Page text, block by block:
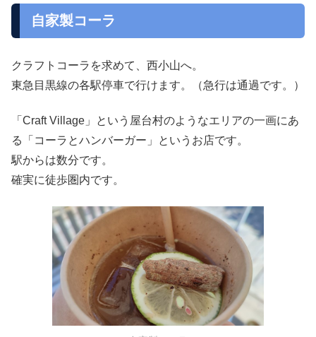
自家製コーラ
クラフトコーラを求めて、西小山へ。
東急目黒線の各駅停車で行けます。（急行は通過です。）
「Craft Village」という屋台村のようなエリアの一画にあ
る「コーラとハンバーガー」というお店です。
駅からは数分です。
確実に徒歩圏内です。